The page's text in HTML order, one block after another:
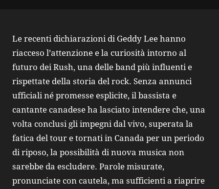
Le recenti dichiarazioni di Geddy Lee hanno
riacceso l’attenzione e la curiosità intorno al
futuro dei Rush, una delle band più influenti e
rispettate della storia del rock. Senza annunci
ufficiali né promesse esplicite, il bassista e
cantante canadese ha lasciato intendere che, una
volta conclusi gli impegni dal vivo, superata la
fatica del tour e tornati in Canada per un periodo
di riposo, la possibilità di nuova musica non
sarebbe da escludere. Parole misurate,
pronunciate con cautela, ma sufficienti a riaprire